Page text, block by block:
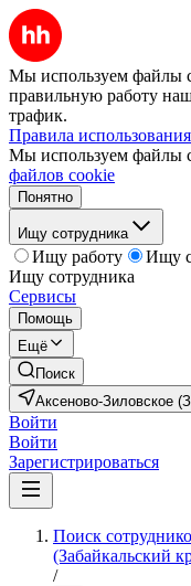
Мы используем файлы
правильную работу
трафик.
Правила
Мы используем файлы
файлов cookie
Понятно
Ищу сотрудника
Ищу работу
Ищу
Ищу сотрудника
Сервисы
Помощь
Ещё
Поиск
Аксеново-Зиловское
Войти
Войти
Зарегистрироваться
Поиск
(Забайкальский
/